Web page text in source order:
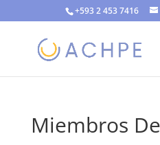
+593 2 453 7416
Miembros